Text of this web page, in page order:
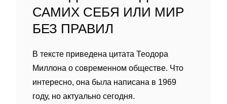
САМИХ СЕБЯ ИЛИ МИР
БЕЗ ПРАВИЛ
В тексте приведена цитата Теодора
Миллона о современном обществе. Что
интересно, она была написана в 1969
году, но актуально сегодня.